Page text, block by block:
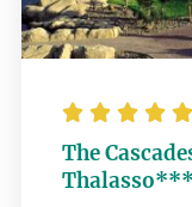
    
The